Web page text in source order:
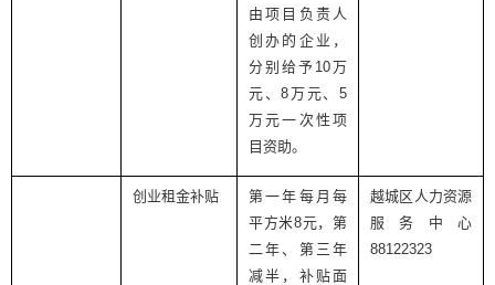
由项目负责人
创办的企业，
分别给予 10万
元、8万元、5
万元一次性项
目资助。
创业租金补贴
第一年每月每
平方米8元，第
二年、第三年
减半，补贴面
越城区人力资源
服务中心
88122323